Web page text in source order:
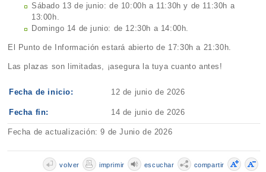
Sábado 13 de junio: de 10:00h a 11:30h y de 11:30h a
13:00h.
Domingo 14 de junio: de 12:30h a 14:00h.
El Punto de Información estará abierto de 17:30h a 21:30h.
Las plazas son limitadas, ¡asegura la tuya cuanto antes!
Fecha de inicio: 12 de junio de 2026
Fecha fin: 14 de junio de 2026
Fecha de actualización: 9 de Junio de 2026
compartir
escuchar
imprimir
volver